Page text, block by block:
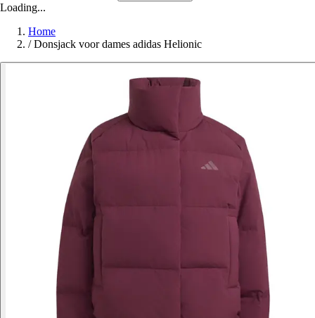
Loading...
Home
/ Donsjack voor dames adidas Helionic